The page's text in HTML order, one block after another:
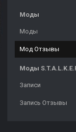
Моды
Моды
Мод Отзывы
Моды
Записи
Запись Отзывы